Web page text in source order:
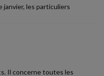
les particuliers
Il concerne toutes les